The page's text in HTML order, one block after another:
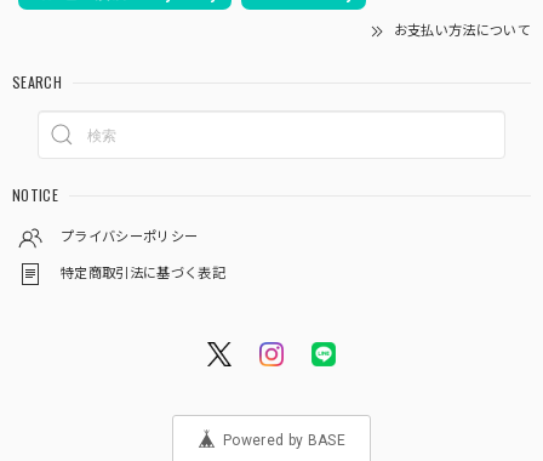
お支払い方法について
SEARCH
NOTICE
プライバシーポリシー
特定商取引法に基づく表記
Powered by BASE